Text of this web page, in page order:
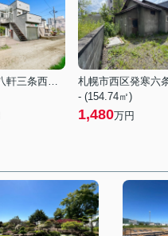
札幌市西区八軒三条西２丁目
- (154.74㎡)
1,480万円